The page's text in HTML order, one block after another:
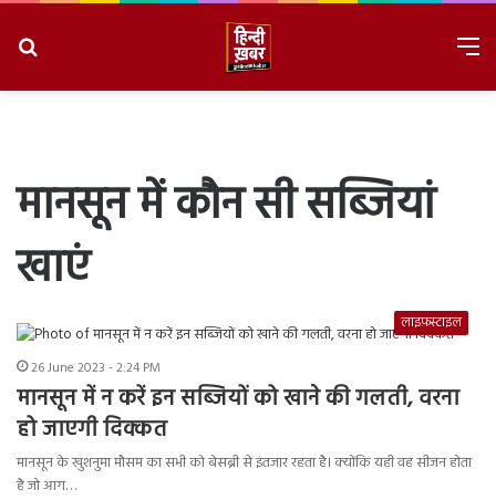
मानसून में कौन सी सब्जियां
खाएं
लाइफ़स्टाइल
26 June 2023 - 2:24 PM
मानसून में न करें इन सब्जियों को खाने की गलती, वरना
हो जाएगी दिक्कत
मानसून के खुशनुमा मौसम का सभी को बेसब्री से इंतजार रहता है। क्योंकि यही वह सीजन होता
है जो आग…